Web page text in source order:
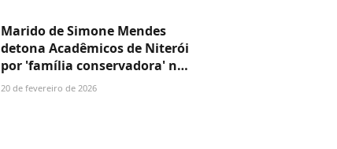
Marido de Simone Mendes
detona Acadêmicos de Niterói
por 'família conservadora' no
Carnaval e web aponta
20 de fevereiro de 2026